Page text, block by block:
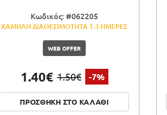
Κωδικός: #062205
ΧΑΜΗΛΗ ΔΙΑΘΕΣΙΜΟΤΗΤΑ 1-3 ΗΜΕΡΕΣ
WEB OFFER
1.40€ 1.50€ -7%
ΠΡΟΣΘΗΚΗ ΣΤΟ ΚΑΛΑΘΙ